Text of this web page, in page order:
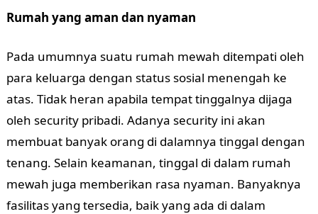
Rumah yang aman dan nyaman
Pada umumnya suatu rumah mewah ditempati oleh
para keluarga dengan status sosial menengah ke
atas. Tidak heran apabila tempat tinggalnya dijaga
oleh security pribadi. Adanya security ini akan
membuat banyak orang di dalamnya tinggal dengan
tenang. Selain keamanan, tinggal di dalam rumah
mewah juga memberikan rasa nyaman. Banyaknya
fasilitas yang tersedia, baik yang ada di dalam